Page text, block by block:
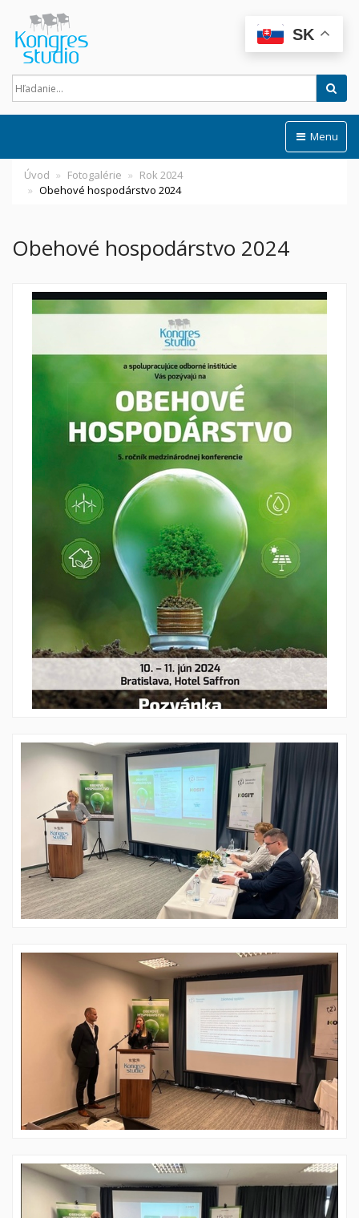
Menu
Úvod Fotogalérie
Rok 2024
Obehové hospodárstvo 2024
Obehové hospodárstvo 2024
SK